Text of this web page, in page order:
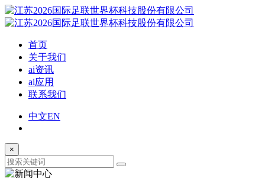
首页
关于我们
ai资讯
ai应用
联系我们
中文EN
×